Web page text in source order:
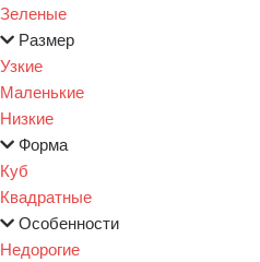
Зеленые
Размер
Узкие
Маленькие
Низкие
Форма
Куб
Квадратные
Особенности
Недорогие